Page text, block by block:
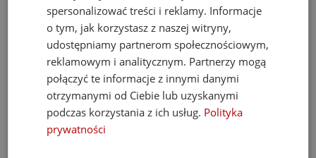
Fat Brain Toys dmuchawa do piłek Air Toobz
spersonalizować treści i reklamy. Informacje
o tym, jak korzystasz z naszej witryny,
udostępniamy partnerom społecznościowym,
reklamowym i analitycznym. Partnerzy mogą
połączyć te informacje z innymi danymi
otrzymanymi od Ciebie lub uzyskanymi
podczas korzystania z ich usług. Polityka
prywatności